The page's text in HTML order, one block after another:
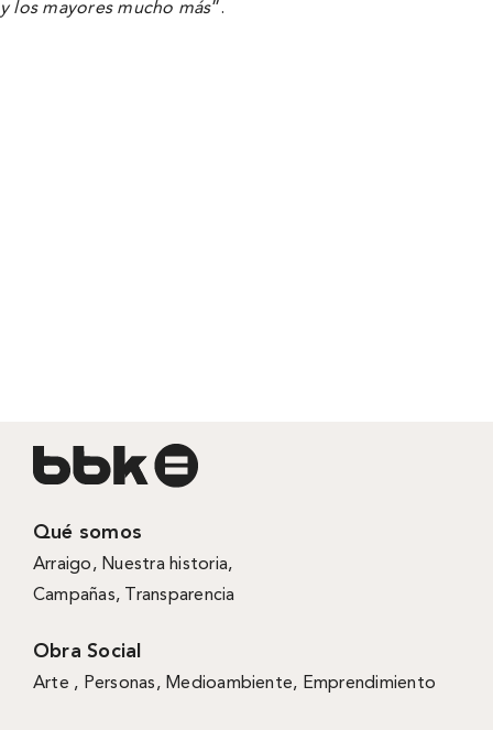
y los mayores mucho más”.
Qué somos
Arraigo, Nuestra historia,
Campañas, Transparencia
Obra Social
Arte , Personas, Medioambiente, Emprendimiento